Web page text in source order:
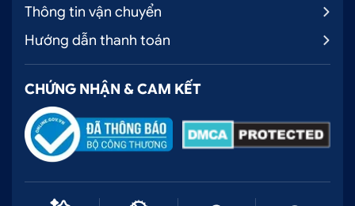
Thông tin vận chuyển
Hướng dẫn thanh toán
CHỨNG NHẬN & CAM KẾT